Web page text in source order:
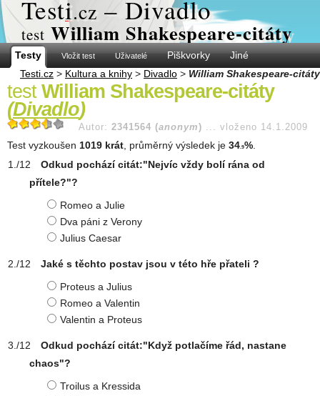
Testi.cz – Divadlo
test William Shakespeare-citáty
Testy Vložit test Uživatelé Piškvorky
Jiné
Testi.cz > Kultura a knihy > Divadlo > William Shakespeare-citáty
test William Shakespeare-citáty
(Divadlo)
Autor: 2341564 (anonym ) ... vloženo 14.1.2009
Test vyzkoušen 1019 krát , průměrný výsledek je 34 .9%
Odkud pochází citát:"Nejvíc vždy bolí rána od
přítele?"?
Romeo a Julie
Dva páni z Verony
Julius Caesar
Jaké s těchto postav jsou v této hře přateli ?
Proteus a Julius
Romeo a Valentin
Valentin a Proteus
Odkud pochází citát:"Když potlačíme řád, nastane
chaos"?
Troilus a Kressida